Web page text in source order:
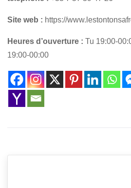
Site web : https://
Heures d’ouverture : Tu 19:00-
19:00-00:00